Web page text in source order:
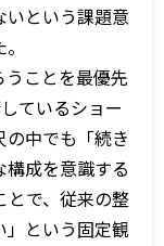
いという課題意
ことを最優先
ているショー
の中でも「続き
成を意識する
とで、従来の整
という固定観